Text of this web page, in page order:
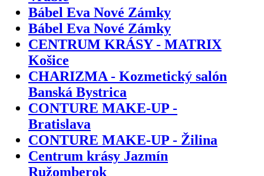
Bábel Eva Nové Zámky
Bábel Eva Nové Zámky
CENTRUM KRÁSY - MATRIX
Košice
CHARIZMA - Kozmetický salón
Banská Bystrica
CONTURE MAKE-UP -
Bratislava
CONTURE MAKE-UP - Žilina
Centrum krásy Jazmín
Ružomberok